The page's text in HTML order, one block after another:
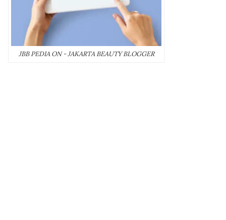
JBB PEDIA ON - JAKARTA BEAUTY BLOGGER